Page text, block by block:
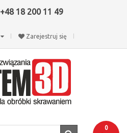
+48 18 200 11 49
Zarejestruj się
0